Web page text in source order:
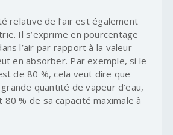
relative de l’air est également
Il s’exprime en pourcentage
l’air par rapport à la valeur
en absorber. Par exemple, si le
de 80 %, cela veut dire que
quantité de vapeur d’eau,
% de sa capacité maximale à